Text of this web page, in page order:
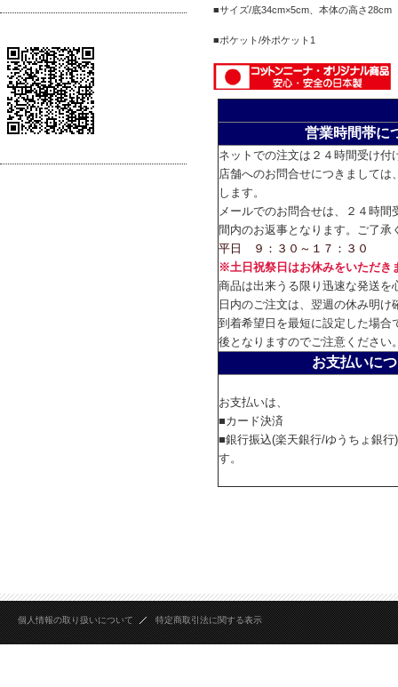
■サイズ/底34cm×5cm、本体の高さ28cm
■ポケット/外ポケット1
営業時間帯に
ネットでの注文は２４時間受け付
店舗へのお問合せにつきましては
します。
メールでのお問合せは、２４時間
間内のお返事となります。ご了承
平日 ９：３０～１７：３０
※土日祝祭日はお休みをいただき
商品は出来うる限り迅速な発送を
日内のご注文は、翌週の休み明け
到着希望日を最短に設定した場合
後となりますのでご注意ください
お支払いに
お支払いは、
■カード決済
■銀行振込(楽天銀行/ゆうちょ銀
す。
個人情報の取り扱いについて 特定商取引法に関する表示